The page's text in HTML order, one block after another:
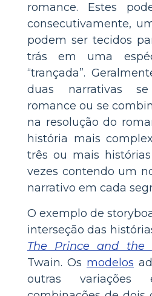
romance. Estes
consecutivamente,
podem ser tecidos
trás em uma
“trançada”.
duas narrativas
romance ou se
na resolução do
história mais
três ou mais
vezes contendo um
narrativo em cada
O exemplo de
interseção das
The Prince and the
Twain. Os modelos
outras variações